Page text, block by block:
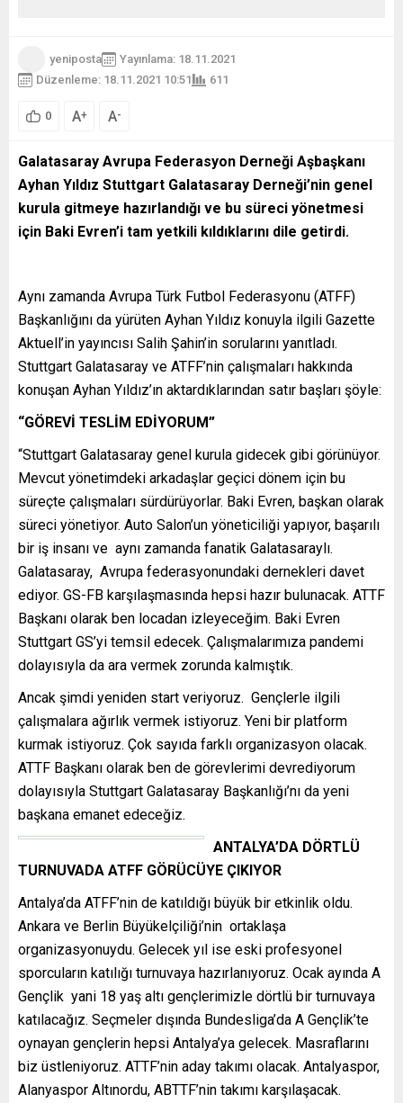
yeniposta
Yayınlama: 18.11.2021
Düzenleme: 18.11.2021 10:51
611
0 A+ A-
Galatasaray Avrupa Federasyon Derneği Aşbaşkanı
Ayhan Yıldız Stuttgart Galatasaray Derneği’nin genel
kurula gitmeye hazırlandığı ve bu süreci yönetmesi
için Baki Evren’i tam yetkili kıldıklarını dile getirdi.
Aynı zamanda Avrupa Türk Futbol Federasyonu (ATFF)
Başkanlığını da yürüten Ayhan Yıldız konuyla ilgili Gazette
Aktuell’in yayıncısı Salih Şahin’in sorularını yanıtladı.
Stuttgart Galatasaray ve ATFF’nin çalışmaları hakkında
konuşan Ayhan Yıldız’ın aktardıklarından satır başları şöyle:
“GÖREVİ TESLİM EDİYORUM”
“Stuttgart Galatasaray genel kurula gidecek gibi görünüyor.
Mevcut yönetimdeki arkadaşlar geçici dönem için bu
süreçte çalışmaları sürdürüyorlar. Baki Evren, başkan olarak
süreci yönetiyor. Auto Salon’un yöneticiliği yapıyor, başarılı
bir iş insanı ve aynı zamanda fanatik Galatasaraylı.
Galatasaray, Avrupa federasyonundaki dernekleri davet
ediyor. GS-FB karşılaşmasında hepsi hazır bulunacak. ATTF
Başkanı olarak ben locadan izleyeceğim. Baki Evren
Stuttgart GS’yi temsil edecek. Çalışmalarımıza pandemi
dolayısıyla da ara vermek zorunda kalmıştık.
Ancak şimdi yeniden start veriyoruz. Gençlerle ilgili
çalışmalara ağırlık vermek istiyoruz. Yeni bir platform
kurmak istiyoruz. Çok sayıda farklı organizasyon olacak.
ATTF Başkanı olarak ben de görevlerimi devrediyorum
dolayısıyla Stuttgart Galatasaray Başkanlığı’nı da yeni
başkana emanet edeceğiz.
ANTALYA’DA DÖRTLÜ
TURNUVADA ATFF GÖRÜCÜYE ÇIKIYOR
Antalya’da ATFF’nin de katıldığı büyük bir etkinlik oldu.
Ankara ve Berlin Büyükelçiliği’nin ortaklaşa
organizasyonuydu. Gelecek yıl ise eski profesyonel
sporcuların katılığı turnuvaya hazırlanıyoruz. Ocak ayında A
Gençlik yani 18 yaş altı gençlerimizle dörtlü bir turnuvaya
katılacağız. Seçmeler dışında Bundesliga’da A Gençlik’te
oynayan gençlerin hepsi Antalya’ya gelecek. Masraflarını
biz üstleniyoruz. ATTF’nin aday takımı olacak. Antalyaspor,
Alanyaspor Altınordu, ABTTF’nin takımı karşılaşacak.